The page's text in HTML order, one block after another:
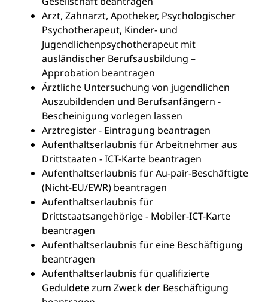
Arzt, Zahnarzt, Apotheker, Psychologischer
Psychotherapeut, Kinder- und
Jugendlichenpsychotherapeut mit
ausländischer Berufsausbildung –
Approbation beantragen
Ärztliche Untersuchung von jugendlichen
Auszubildenden und Berufsanfängern -
Bescheinigung vorlegen lassen
Arztregister - Eintragung beantragen
Aufenthaltserlaubnis für Arbeitnehmer aus
Drittstaaten - ICT-Karte beantragen
Aufenthaltserlaubnis für Au-pair-Beschäftigte
(Nicht-EU/EWR) beantragen
Aufenthaltserlaubnis für
Drittstaatsangehörige - Mobiler-ICT-Karte
beantragen
Aufenthaltserlaubnis für eine Beschäftigung
beantragen
Aufenthaltserlaubnis für qualifizierte
Geduldete zum Zweck der Beschäftigung